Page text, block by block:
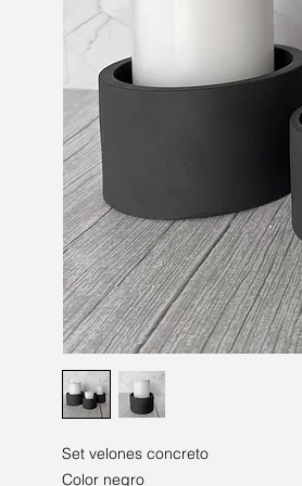
Set velones concreto
Color negro